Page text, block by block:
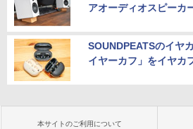
アオーディオスピーカ
SOUNDPEATSのイヤ
イヤーカフ」をイヤカ
本サイトのご利用について